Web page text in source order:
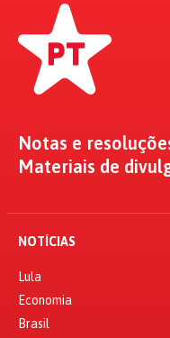
Notas e
Materiais de
NOTÍCIAS
Lula
Economia
Brasil